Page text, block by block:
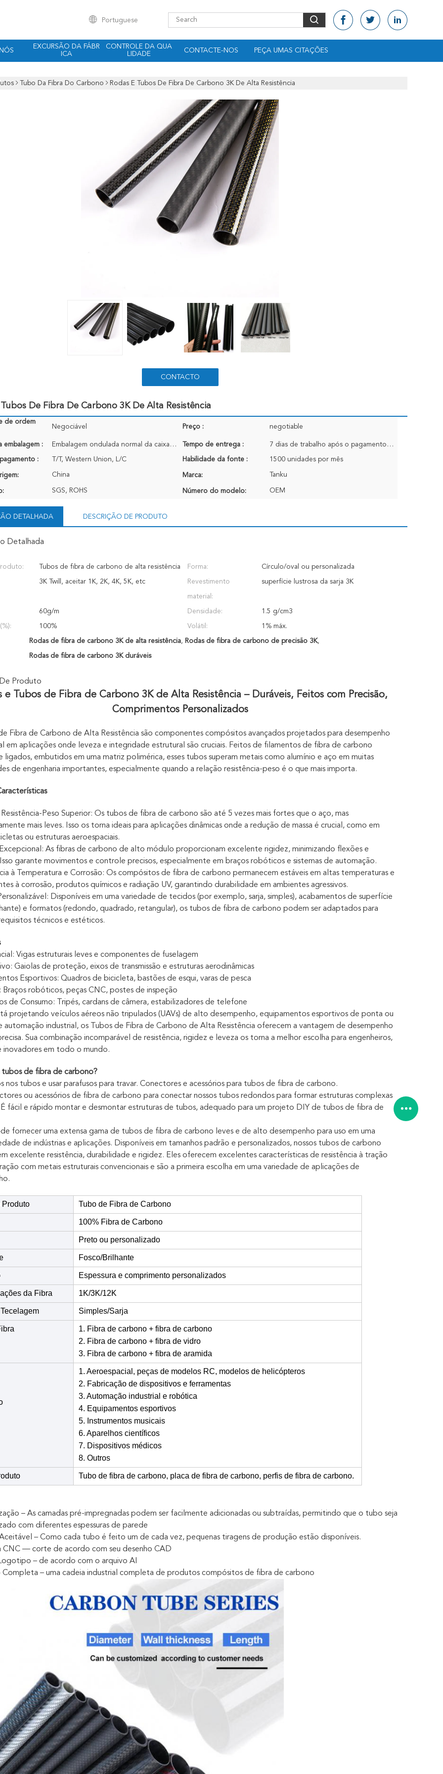
Portuguese
EXCURSÃO DA FÁBR
ICA
CONTROLE DA QUA
LIDADE
CONTACTE-NOS PEÇA UMAS CITAÇÕES
Tubo Da Fibra Do Carbono Rodas E Tubos De Fibra De Carbono 3K De Alta Resistência
CONTACTO
Tubos De Fibra De Carbono 3K De Alta Resistência
de ordem
Negociável Preço : negotiable
embalagem : Embalagem ondulada normal da caixa para a expedição internacional Tempo de entrega : 7 dias de trabalho após o pagamento da ordem de recepção
pagamento : T/T, Western Union, L/C Habilidade da fonte : 1500 unidades por mês
China Marca: Tanku
SGS, ROHS Número do modelo: OEM
DETALHADA DESCRIÇÃO DE PRODUTO
Detalhada
Tubos de fibra de carbono de alta resistência Forma: Círculo/oval ou personalizada
3K Twill, aceitar 1K, 2K, 4K, 5K, etc Revestimento
material:
superfície lustrosa da sarja 3K
60g/m Densidade: 1.5 g/cm3
100% Volátil: 1% máx.
Rodas de fibra de carbono 3K de alta resistência, Rodas de fibra de carbono de precisão 3K,
Rodas de fibra de carbono 3K duráveis
Produto
e Tubos de Fibra de Carbono 3K de Alta Resistência – Duráveis, Feitos com Precisão,
Comprimentos Personalizados
Fibra de Carbono de Alta Resistência são componentes compósitos avançados projetados para desempenho
em aplicações onde leveza e integridade estrutural são cruciais. Feitos de filamentos de fibra de carbono
ligados, embutidos em uma matriz polimérica, esses tubos superam metais como alumínio e aço em muitas
de engenharia importantes, especialmente quando a relação resistência-peso é o que mais importa.
Resistência-Peso Superior: Os tubos de fibra de carbono são até 5 vezes mais fortes que o aço, mas
mais leves. Isso os torna ideais para aplicações dinâmicas onde a redução de massa é crucial, como em
ou estruturas aeroespaciais.
As fibras de carbono de alto módulo proporcionam excelente rigidez, minimizando flexões e
garante movimentos e controle precisos, especialmente em braços robóticos e sistemas de automação.
à Temperatura e Corrosão: Os compósitos de fibra de carbono permanecem estáveis em altas temperaturas e
à corrosão, produtos químicos e radiação UV, garantindo durabilidade em ambientes agressivos.
Disponíveis em uma variedade de tecidos (por exemplo, sarja, simples), acabamentos de superfície
e formatos (redondo, quadrado, retangular), os tubos de fibra de carbono podem ser adaptados para
técnicos e estéticos.
Vigas estruturais leves e componentes de fuselagem
Gaiolas de proteção, eixos de transmissão e estruturas aerodinâmicas
Esportivos: Quadros de bicicleta, bastões de esqui, varas de pesca
Braços robóticos, peças CNC, postes de inspeção
de Consumo: Tripés, cardans de câmera, estabilizadores de telefone
projetando veículos aéreos não tripulados (UAVs) de alto desempenho, equipamentos esportivos de ponta ou
automação industrial, os Tubos de Fibra de Carbono de Alta Resistência oferecem a vantagem de desempenho
Sua combinação incomparável de resistência, rigidez e leveza os torna a melhor escolha para engenheiros,
inovadores em todo o mundo.
tubos de fibra de carbono?
nos tubos e usar parafusos para travar. Conectores e acessórios para tubos de fibra de carbono.
ou acessórios de fibra de carbono para conectar nossos tubos redondos para formar estruturas complexas
fácil e rápido montar e desmontar estruturas de tubos, adequado para um projeto DIY de tubos de fibra de
fornecer uma extensa gama de tubos de fibra de carbono leves e de alto desempenho para uso em uma
de indústrias e aplicações. Disponíveis em tamanhos padrão e personalizados, nossos tubos de carbono
excelente resistência, durabilidade e rigidez. Eles oferecem excelentes características de resistência à tração
com metais estruturais convencionais e são a primeira escolha em uma variedade de aplicações de
Produto Tubo de Fibra de Carbono
100% Fibra de Carbono
Preto ou personalizado
Fosco/Brilhante
Espessura e comprimento personalizados
da Fibra 1K/3K/12K
Simples/Sarja
1. Fibra de carbono + fibra de carbono
2. Fibra de carbono + fibra de vidro
3. Fibra de carbono + fibra de aramida
1. Aeroespacial, peças de modelos RC, modelos de helicópteros
2. Fabricação de dispositivos e ferramentas
3. Automação industrial e robótica
4. Equipamentos esportivos
5. Instrumentos musicais
6. Aparelhos científicos
7. Dispositivos médicos
8. Outros
Tubo de fibra de carbono, placa de fibra de carbono, perfis de fibra de carbono.
– As camadas pré-impregnadas podem ser facilmente adicionadas ou subtraídas, permitindo que o tubo seja
com diferentes espessuras de parede
– Como cada tubo é feito um de cada vez, pequenas tiragens de produção estão disponíveis.
CNC — corte de acordo com seu desenho CAD
– de acordo com o arquivo AI
Completa – uma cadeia industrial completa de produtos compósitos de fibra de carbono